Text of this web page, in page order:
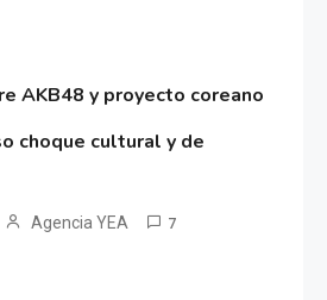
AKB48 y proyecto coreano
choque cultural y de
Agencia YEA 7